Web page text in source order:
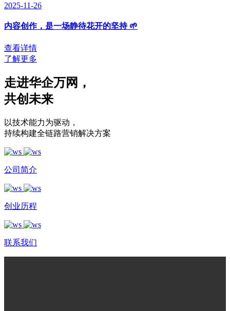
2025-11-26
内容创作，是一场静待花开的坚持 🌱
查看详情
了解更多
走进华企万网 ，
共创未来
以技术能力为驱动 ，
持续构建全链路营销解决方案
公司简介
创业历程
联系我们